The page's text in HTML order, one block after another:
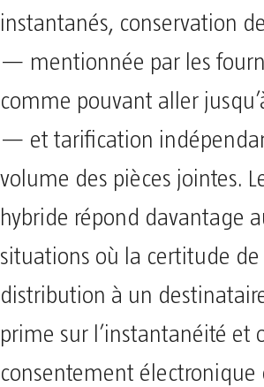
instantanés, conservation
— mentionnée par les
comme pouvant aller
— et tarification
volume des pièces jointes.
hybride répond davantage
situations où la certitude de
distribution à un
prime sur l’instantanéité et
consentement électronique